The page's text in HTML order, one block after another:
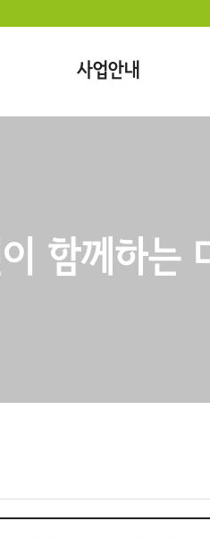
사업안내
함께하는